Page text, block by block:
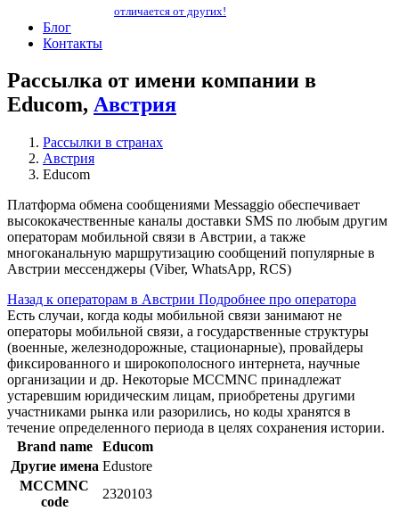
отличается от других!
Блог
Контакты
Рассылка от имени компании в
Educom, Австрия
Рассылки в странах
Австрия
Educom
Платформа обмена сообщениями Messaggio обеспечивает
высококачественные каналы доставки SMS по любым другим
операторам мобильной связи в Австрии, а также
многоканальную маршрутизацию сообщений популярные в
Австрии мессенджеры (Viber, WhatsApp, RCS)
Назад к операторам в Австрии Подробнее про оператора
Есть случаи, когда коды мобильной связи занимают не
операторы мобильной связи, а государственные структуры
(военные, железнодорожные, стационарные), провайдеры
фиксированного и широкополосного интернета, научные
организации и др. Некоторые MCCMNC принадлежат
устаревшим юридическим лицам, приобретены другими
участниками рынка или разорились, но коды хранятся в
течение определенного периода в целях сохранения истории.
Brand name
Educom
Другие имена Edustore
MCCMNC
code
2320103